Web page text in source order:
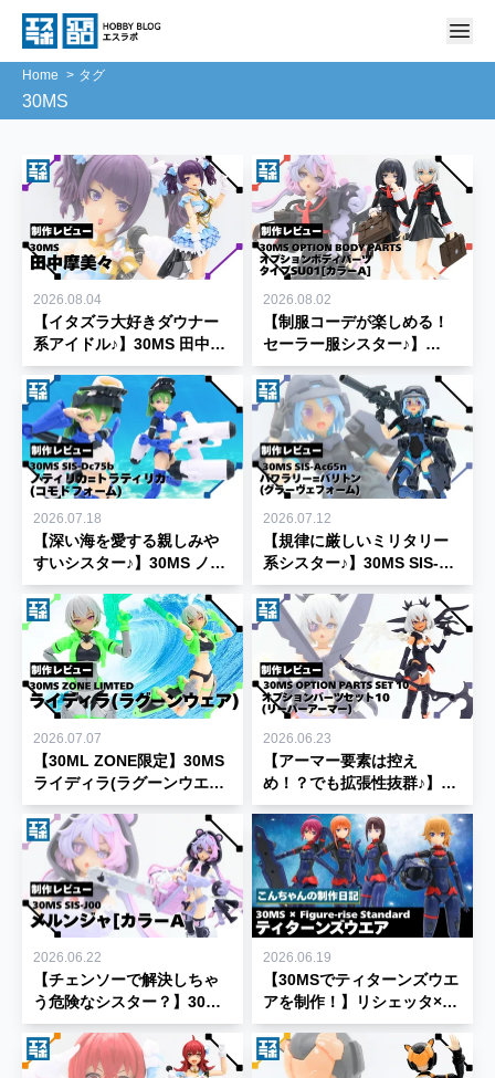
Home タグ
30MS
2026.08.04
【イタズラ大好きダウナー
系アイドル♪】30MS 田中摩
美々 制作レビュー★【30
MINUTES SISTERS】
2026.08.02
【制服コーデが楽しめる！
セーラー服シスター♪】
30MS オプションボディパ
ーツ タイプSU01[カラーA]
レビュー｜色分け・可動・
30MPとの互換性を紹介【30
MINUTES SISTERS】
2026.07.18
【深い海を愛する親しみや
すいシスター♪】30MS ノテ
ィリカ=トラティリカ(コモ
ドフォーム) レビュー｜色分
け・可動・付属品を徹底紹
介 【30 MINUTES
SISTERS】
2026.07.12
【規律に厳しいミリタリー
系シスター♪】30MS SIS-
Ac65n パワラリー＝パリト
ン(グラーヴェフォーム) 制
作レビュー★【30 MINUTES
SISTERS】
2026.07.07
【30ML ZONE限定】30MS
ライディラ(ラグーンウエア)
[カラーA] レビュー｜色分
け・可動・付属品を徹底紹
介【30 MINUTES
SISTERS】
2026.06.23
【アーマー要素は控え
め！？でも拡張性抜群♪】
30MS オプションパーツセ
ット10(リーパーアーマー)制
作レビュー★【30 MINUTES
SISTERS】
2026.06.22
【チェンソーで解決しちゃ
う危険なシスター？】30MS
SIS-J00 メルンジャ[カラー
A]制作レビュー★【30
MINUTES SISTERS】
2026.06.19
【30MSでティターンズウエ
アを制作！】リシェッタ×ラ
イディラでオリジナルパイ
ロットスーツを塗装してみ
た♪【30 MINUTES